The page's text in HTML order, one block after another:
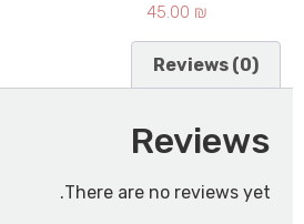
45.00 ₪
Reviews (0)
Reviews
There are no reviews yet.